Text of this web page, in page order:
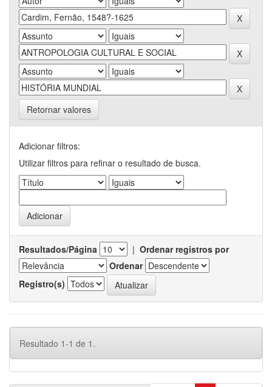
Retornar valores
Adicionar filtros:
Utilizar filtros para refinar o resultado de busca.
Resultados/Página | Ordenar registros por
Ordenar
Registro(s)
Resultado 1-1 de 1.